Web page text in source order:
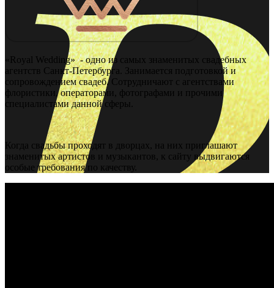
«Royal Wedding»  - одно из самых знаменитых свадебных
агентств Санкт-Петербурга. Занимается подготовкой и
сопровождением свадеб. Сотрудничают с агентствами
флористики, операторами, фотографами и прочими
специалистами данной сферы.
Когда свадьбы проходят в дворцах, на них приглашают
знаменитых артистов и музыкантов, к сайту выдвигаются
особые требования по качеству.